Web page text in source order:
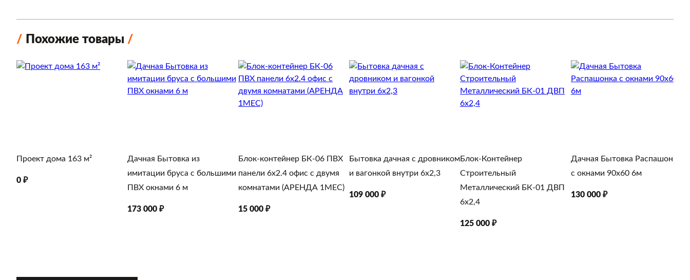
Похожие товары
Проект дома 163 м²
0 ₽
Дачная Бытовка из
имитации бруса с большими
ПВХ окнами 6 м
173 000 ₽
Блок-контейнер БК-06 ПВХ
панели 6х2.4 офис с двумя
комнатами (АРЕНДА 1МЕС)
15 000 ₽
Бытовка дачная с дровником
и вагонкой внутри 6х2,3
109 000 ₽
Блок-Контейнер
Строительный
Металлический БК-01 ДВП
6х2,4
125 000 ₽
Дачная Бытовка Распашонка
с окнами 90х60 6м
130 000 ₽